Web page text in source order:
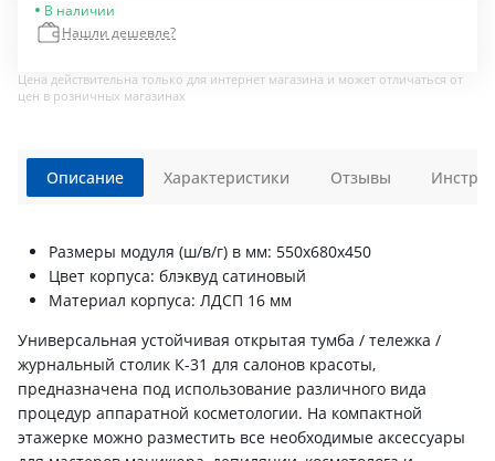
В наличии
Нашли дешевле?
Цена действительна только для интернет магазина и может отличаться от
цен в розничных магазинах
Описание
Размеры модуля (ш/в/г) в мм: 550х680х450
Цвет корпуса: блэквуд сатиновый
Материал корпуса: ЛДСП 16 мм
Универсальная устойчивая открытая тумба / тележка /
журнальный столик К-31 для салонов красоты,
предназначена под использование различного вида
процедур аппаратной косметологии. На компактной
этажерке можно разместить все необходимые аксессуары
Характеристики Отзывы